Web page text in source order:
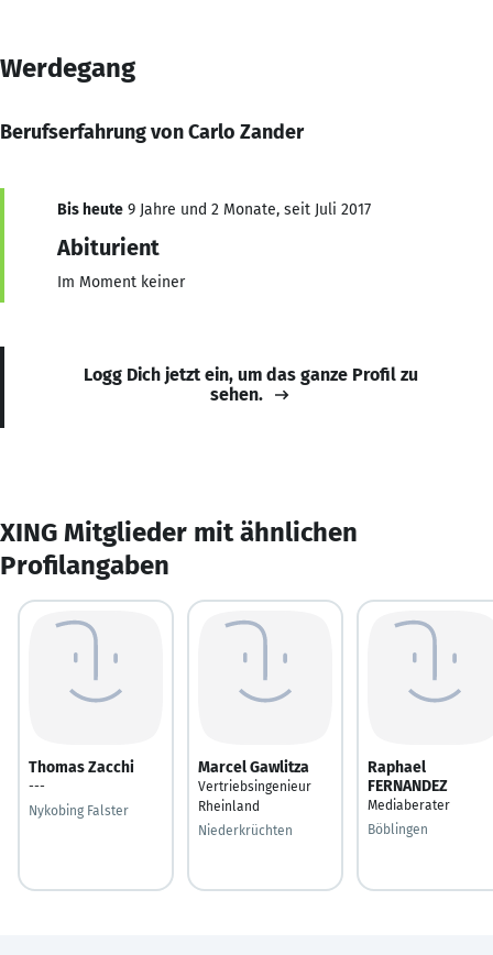
Werdegang
Berufserfahrung von Carlo Zander
Bis heute 9 Jahre und 2 Monate, seit Juli 2017
Abiturient
Im Moment keiner
Logg Dich jetzt ein, um das ganze Profil zu
sehen.
XING Mitglieder mit ähnlichen
Profilangaben
Thomas Zacchi
---
Nykobing Falster
Marcel Gawlitza
Vertriebsingenieur
Rheinland
Niederkrüchten
Raphael
FERNANDEZ
Mediaberater
Böblingen